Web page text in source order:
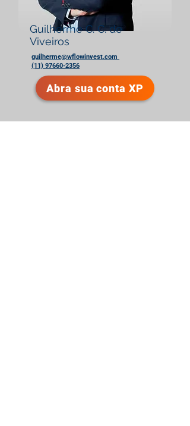
Guilherme C. C. de
Viveiros
guilherme@wflowinvest.com
(11) 97660-2356
Abra sua conta XP